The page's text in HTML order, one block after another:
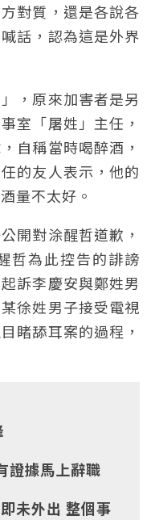
對質，還是各說各
話，認為這是外界
，原來加害者是另
室「屠姓」主任，
自稱當時喝醉酒，
的友人表示，他的
量不太好。
開對涂醒哲道歉，
哲為此控告的誹謗
訴李慶安與鄭姓男
徐姓男子接受電視
睹舔耳案的過程，
證據馬上辭職
未外出 整個事